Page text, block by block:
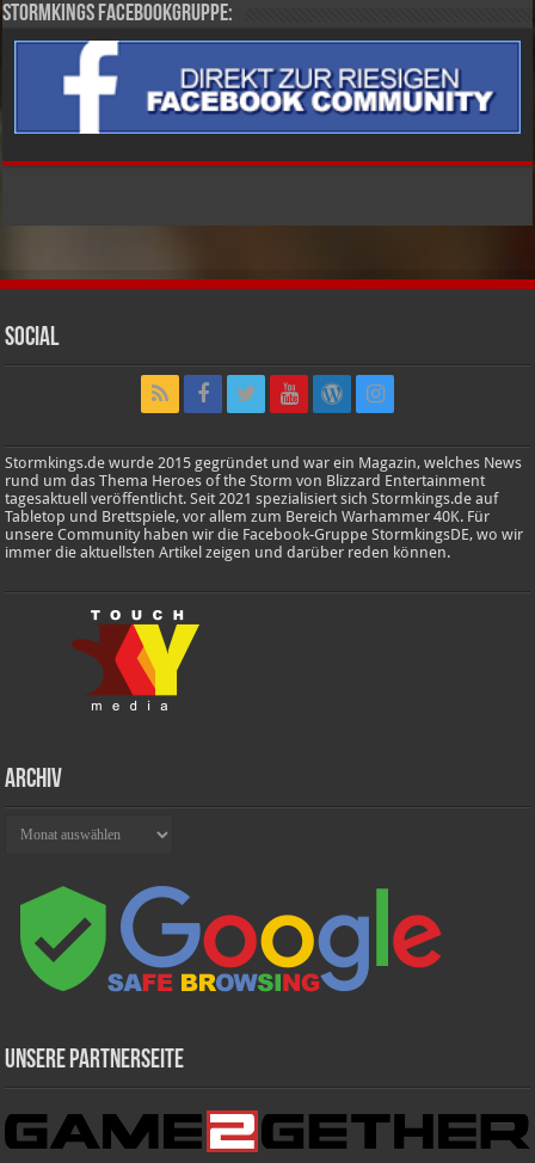
Stormkings Facebookgruppe:
Social
Stormkings.de wurde 2015 gegründet und war ein Magazin, welches News
rund um das Thema Heroes of the Storm von Blizzard Entertainment
tagesaktuell veröffentlicht. Seit 2021 spezialisiert sich Stormkings.de auf
Tabletop und Brettspiele, vor allem zum Bereich Warhammer 40K. Für
unsere Community haben wir die Facebook-Gruppe StormkingsDE, wo wir
immer die aktuellsten Artikel zeigen und darüber reden können.
Archiv
Unsere Partnerseite